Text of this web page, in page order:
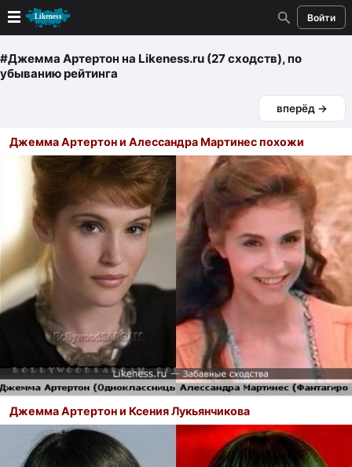
Войти
Новые
Голосование
Кандидаты
Случайное сходство 👍
Создать сходство
Для публикации необходима авторизация
Поиск
#Джемма Артертон на Likeness.ru (27 сходств), по
убыванию рейтинга
вперёд →
Джемма Артертон и Алессандра Мартинес похожи
Джемма Артертон и Ксения Лукьянчикова